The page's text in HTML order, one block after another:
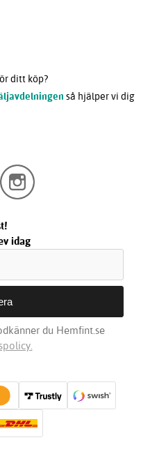
ditt köp?
så hjälper vi dig
idag
du Hemfint.se